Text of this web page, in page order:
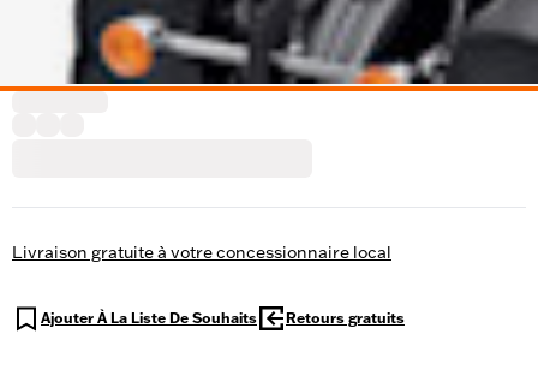
Livraison gratuite à votre concessionnaire local
Ajouter À La Liste De Souhaits Retours gratuits